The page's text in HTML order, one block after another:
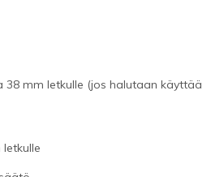
38 mm letkulle (jos halutaan käyttää